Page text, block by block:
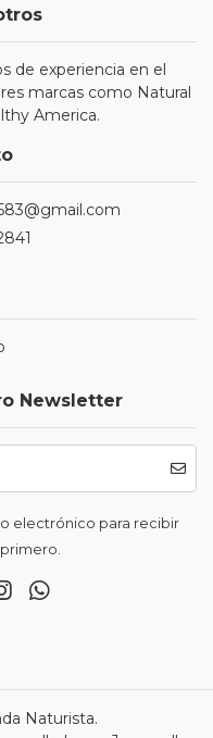
de experiencia en el
marcas como Natural
America.
Newsletter
electrónico para recibir
Naturista.